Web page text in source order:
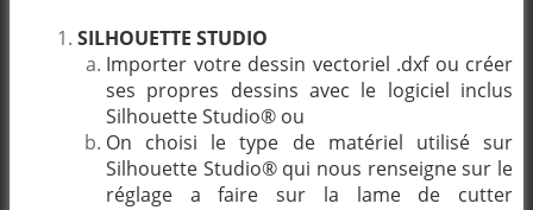
SILHOUETTE STUDIO
Importer votre dessin vectoriel .dxf ou créer
ses propres dessins avec le logiciel inclus
Silhouette Studio® ou
On choisi le type de matériel utilisé sur
Silhouette Studio® qui nous renseigne sur le
réglage a faire sur la lame de cutter